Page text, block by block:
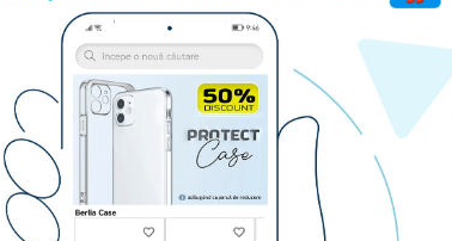
49.90 lei
CUMPARA